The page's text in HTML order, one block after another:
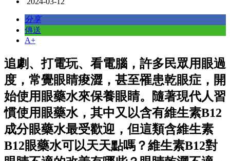
分享
傳送
A+
追劇、打電玩、看電腦，許多民眾用眼過
度，常覺眼睛痠澀，甚至罹患乾眼症，開
始使用眼藥水來保養眼睛。隨著現代人習
慣使用眼藥水，其中又以含有維生素B12
成分眼藥水最受歡迎，但這類含維生素
B12眼藥水可以天天點嗎？維生素B12對